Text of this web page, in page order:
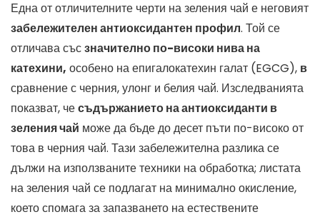
Една от отличителните черти на зеления чай е неговият
забележителен антиоксидантен профил. Той се
отличава съсзначително по-високи нива на
катехини, особено на епигалокатехин галат (EGCG), в
сравнение с черния, улонг и белия чай. Изследванията
показват, чесъдържанието на антиоксиданти в
зеления чай може да бъде до десет пъти по-високо от
това в черния чай. Тази забележителна разлика се
дължи на използваните техники на обработка; листата
на зеления чай се подлагат на минимално окисление,
което спомага за запазването на естествените